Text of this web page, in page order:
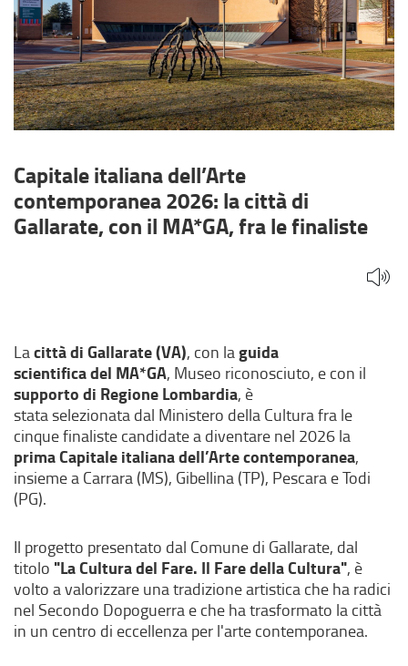
con
MA*GA,
fra
le
finaliste
Capitale italiana dell’Arte
contemporanea 2026: la città di
Gallarate, con il MA*GA, fra le finaliste
La città di Gallarate (VA), con la guida
scientifica del MA*GA, Museo riconosciuto, e con il
supporto di Regione Lombardia, è
stata selezionata dal Ministero della Cultura fra le
cinque finaliste candidate a diventare nel 2026 la
prima Capitale italiana dell’Arte contemporanea,
insieme a Carrara (MS), Gibellina (TP), Pescara e Todi
(PG).
Il progetto presentato dal Comune di Gallarate, dal
titolo "La Cultura del Fare. Il Fare della Cultura", è
volto a valorizzare una tradizione artistica che ha radici
nel Secondo Dopoguerra e che ha trasformato la città
in un centro di eccellenza per l'arte contemporanea.